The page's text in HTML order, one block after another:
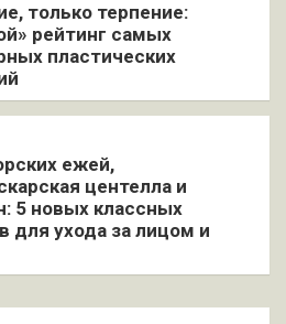
только терпение:
рейтинг самых
пластических
ежей,
центелла и
5 новых классных
для ухода за лицом и